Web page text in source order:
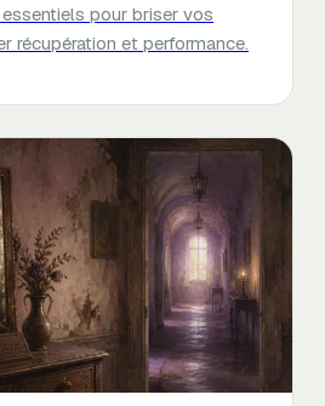
pour briser vos
récupération et performance.